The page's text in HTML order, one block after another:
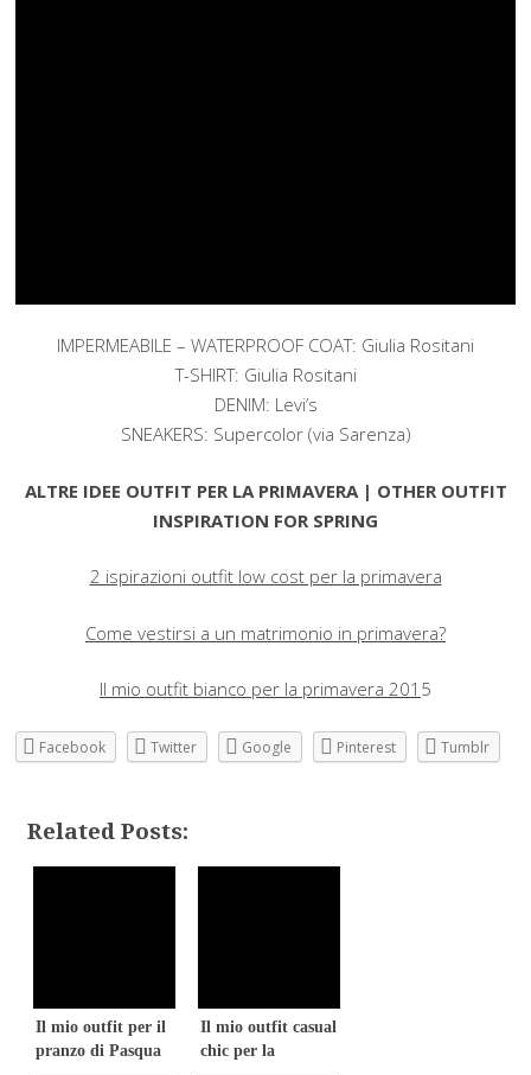
IMPERMEABILE – WATERPROOF COAT: Giulia Rositani
T-SHIRT: Giulia Rositani
DENIM: Levi’s
SNEAKERS: Supercolor (via Sarenza)
ALTRE IDEE OUTFIT PER LA PRIMAVERA | OTHER OUTFIT
INSPIRATION FOR SPRING
2 ispirazioni outfit low cost per la primavera
Come vestirsi a un matrimonio in primavera?
Il mio outfit bianco per la primavera 201 5
Facebook Twitter Google Pinterest Tumblr
Related Posts:
Il mio outfit per il
pranzo di Pasqua
Il mio outfit casual
chic per la